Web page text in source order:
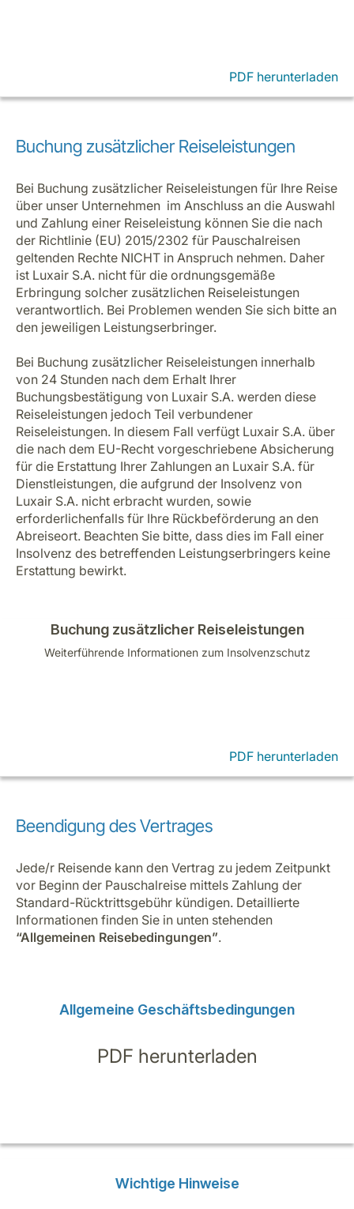
PDF herunterladen
Buchung zusätzlicher Reiseleistungen
Bei Buchung zusätzlicher Reiseleistungen für Ihre Reise
über unser Unternehmen im Anschluss an die Auswahl
und Zahlung einer Reiseleistung können Sie die nach
der Richtlinie (EU) 2015/2302 für Pauschalreisen
geltenden Rechte NICHT in Anspruch nehmen. Daher
ist Luxair S.A. nicht für die ordnungsgemäße
Erbringung solcher zusätzlichen Reiseleistungen
verantwortlich. Bei Problemen wenden Sie sich bitte an
den jeweiligen Leistungserbringer.
Bei Buchung zusätzlicher Reiseleistungen innerhalb
von 24 Stunden nach dem Erhalt Ihrer
Buchungsbestätigung von Luxair S.A. werden diese
Reiseleistungen jedoch Teil verbundener
Reiseleistungen. In diesem Fall verfügt Luxair S.A. über
die nach dem EU-Recht vorgeschriebene Absicherung
für die Erstattung Ihrer Zahlungen an Luxair S.A. für
Dienstleistungen, die aufgrund der Insolvenz von
Luxair S.A. nicht erbracht wurden, sowie
erforderlichenfalls für Ihre Rückbeförderung an den
Abreiseort. Beachten Sie bitte, dass dies im Fall einer
Insolvenz des betreffenden Leistungserbringers keine
Erstattung bewirkt.
Buchung zusätzlicher Reiseleistungen
Weiterführende Informationen zum Insolvenzschutz
PDF herunterladen
Beendigung des Vertrages
Jede/r Reisende kann den Vertrag zu jedem Zeitpunkt
vor Beginn der Pauschalreise mittels Zahlung der
Standard-Rücktrittsgebühr kündigen. Detaillierte
Informationen finden Sie in unten stehenden
“Allgemeinen Reisebedingungen”.
Allgemeine Geschäftsbedingungen
PDF herunterladen
Wichtige Hinweise